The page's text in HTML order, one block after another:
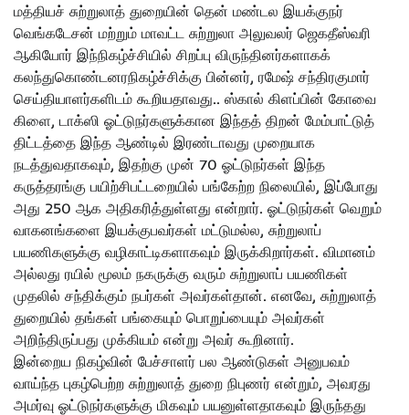
மத்தியச் சுற்றுலாத் துறையின் தென் மண்டல இயக்குநர்
வெங்கடேசன் மற்றும் மாவட்ட சுற்றுலா அலுவலர் ஜெகதீஸ்வரி
ஆகியோர் இந்நிகழ்ச்சியில் சிறப்பு விருந்தினர்களாகக்
கலந்துகொண்டனரநிகழ்ச்சிக்கு பின்னர், ரமேஷ் சந்திரகுமார்
செய்தியாளர்களிடம் கூறியதாவது.. ஸ்கால் கிளப்பின் கோவை
கிளை, டாக்ஸி ஓட்டுநர்களுக்கான இந்தத் திறன் மேம்பாட்டுத்
திட்டத்தை இந்த ஆண்டில் இரண்டாவது முறையாக
நடத்துவதாகவும், இதற்கு முன் 70 ஓட்டுநர்கள் இந்த
கருத்தரங்கு பயிற்சிபட்டறையில் பங்கேற்ற நிலையில், இப்போது
அது 250 ஆக அதிகரித்துள்ளது என்றார். ஓட்டுநர்கள் வெறும்
வாகனங்களை இயக்குபவர்கள் மட்டுமல்ல, சுற்றுலாப்
பயணிகளுக்கு வழிகாட்டிகளாகவும் இருக்கிறார்கள். விமானம்
அல்லது ரயில் மூலம் நகருக்கு வரும் சுற்றுலாப் பயணிகள்
முதலில் சந்திக்கும் நபர்கள் அவர்கள்தான். எனவே, சுற்றுலாத்
துறையில் தங்கள் பங்கையும் பொறுப்பையும் அவர்கள்
அறிந்திருப்பது முக்கியம் என்று அவர் கூறினார்.
இன்றைய நிகழ்வின் பேச்சாளர் பல ஆண்டுகள் அனுபவம்
வாய்ந்த புகழ்பெற்ற சுற்றுலாத் துறை நிபுணர் என்றும், அவரது
அமர்வு ஓட்டுநர்களுக்கு மிகவும் பயனுள்ளதாகவும் இருந்தது